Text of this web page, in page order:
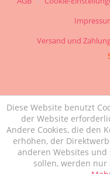
Versand und
Diese Website benutzt
der Website
Andere Cookies, die den
erhöhen, der
anderen Websites
sollen, werden